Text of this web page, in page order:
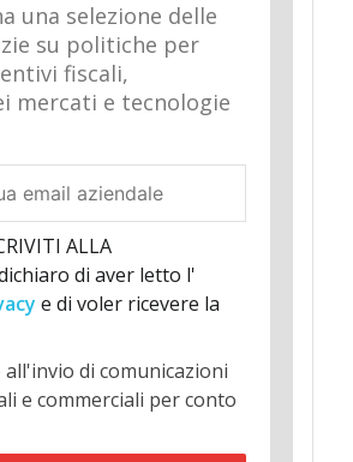
una selezione delle
su politiche per
fiscali,
mercati e tecnologie
ALLA
di aver letto l'
e di voler ricevere la
all'invio di comunicazioni
e commerciali per conto